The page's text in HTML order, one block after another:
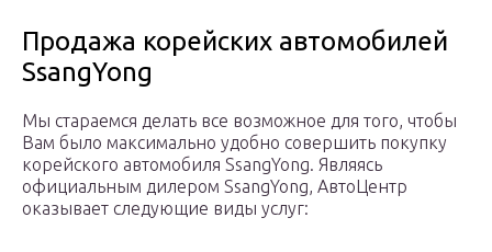
Продажа корейских автомобилей
SsangYong
Мы стараемся делать все возможное для того, чтобы
Вам было максимально удобно совершить покупку
корейского автомобиля SsangYong. Являясь
официальным дилером SsangYong, АвтоЦентр
оказывает следующие виды услуг: